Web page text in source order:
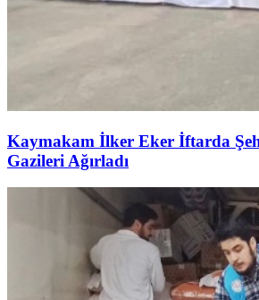
Kaymakam İlker Eker İftarda
Gazileri Ağırladı